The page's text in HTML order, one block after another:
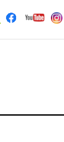
Facebook
Youtube